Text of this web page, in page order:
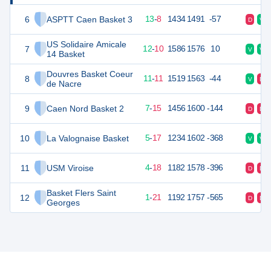
6 ASPTT Caen Basket 3
7
US Solidaire Amicale
14 Basket
8
Douvres Basket Coeur
de Nacre
9 Caen Nord Basket 2
10 La Valognaise Basket
11 USM Viroise
12
Basket Flers Saint
Georges
34 22 13-8 1434 1491 -57 D V
34 22 12-10 1586 1576 10 V V
33 22 11-11 1519 1563 -44 V D
29 7-15 1456 1600 -144 D D
27 22 5-17 1234 1602 -368 V V
4-18 1182 1578 -396 D D
23 1-21 1192 1757 -565 D D